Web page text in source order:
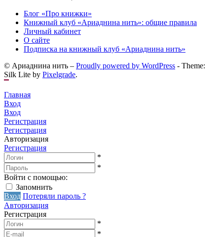
Блог «Про книжки»
Книжный клуб «Ариаднина нить»: общие правила
Личный кабинет
О сайте
Подписка на книжный клуб «Ариаднина нить»
© Ариаднина нить – Proudly powered by WordPress - Theme:
Silk Lite by Pixelgrade.
Главная
Вход
Вход
Регистрация
Регистрация
Авторизация
Регистрация
*
*
Войти с помощью:
Запомнить
Вход Потеряли пароль ?
Авторизация
Регистрация
*
*